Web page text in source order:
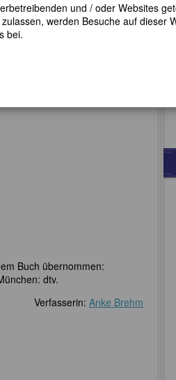
Buch übernommen:
dtv.
Verfasserin: Anke Brehm
und / oder Websites
werden Besuche auf dieser
bei.